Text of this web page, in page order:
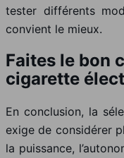
tester différents
convient le mieux.
Faites le bon
cigarette
En conclusion, la
exige de considérer
la puissance,